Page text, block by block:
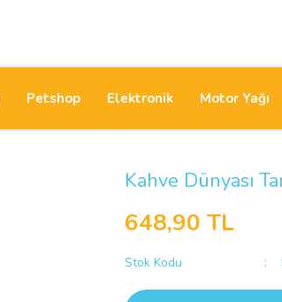
Petshop Elektronik Motor Yağı
Kahve Dünyası
648,90 TL
Stok Kodu